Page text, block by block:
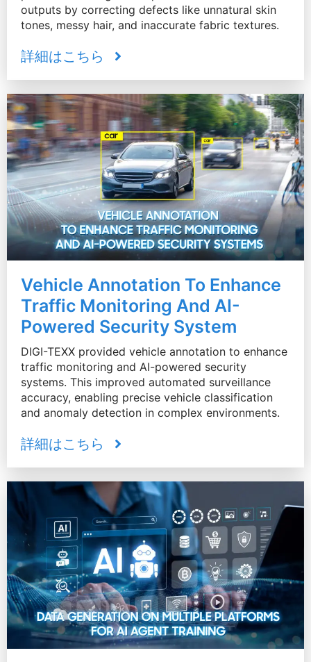
outputs by correcting defects like unnatural skin
tones, messy hair, and inaccurate fabric textures.
詳細はこちら
Vehicle Annotation To Enhance
Traffic Monitoring And AI-
Powered Security System
DIGI-TEXX provided vehicle annotation to enhance
traffic monitoring and AI-powered security
systems. This improved automated surveillance
accuracy, enabling precise vehicle classification
and anomaly detection in complex environments.
詳細はこちら